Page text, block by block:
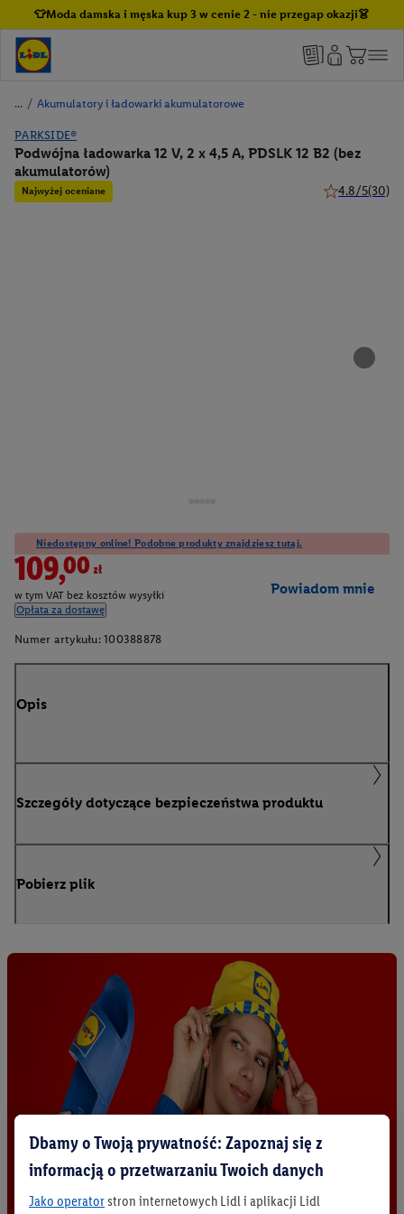
👕Moda damska i męska kup 3 w cenie 2 - nie przegap okazji👗
/ Akumulatory i ładowarki akumulatorowe
PARKSIDE®
Podwójna ładowarka 12 V, 2 x 4,5 A, PDSLK 12 B2 (bez
akumulatorów)
Najwyżej oceniane 4.8/5(30)
Niedostępny online! Podobne produkty znajdziesz tutaj.
109,00zł
w tym VAT bez kosztów wysyłki
Opłata za dostawę
Powiadom mnie
Numer artykułu: 100388878
Opis
Szczegóły dotyczące bezpieczeństwa produktu
Pobierz plik
Dbamy o Twoją prywatność: Zapoznaj się z
informacją o przetwarzaniu Twoich danych
Jako operatorstron internetowych Lidl i aplikacji Lidl